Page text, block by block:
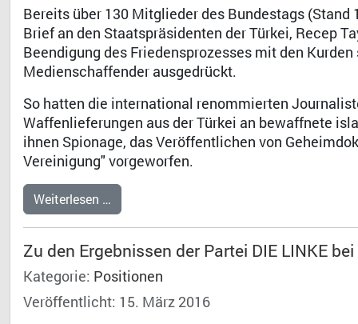
Bereits über 130 Mitglieder des Bundestags
Brief an den Staatspräsidenten der Türkei, Recep
Beendigung des Friedensprozesses mit den
Medienschaffender ausgedrückt.
So hatten die international renommierten
Waffenlieferungen aus der Türkei an bewaffnete
ihnen Spionage, das Veröffentlichen von
Vereinigung" vorgeworfen.
Weiterlesen …
Zu den Ergebnissen der Partei DIE LINKE
Kategorie: Positionen
Veröffentlicht: 15. März 2016